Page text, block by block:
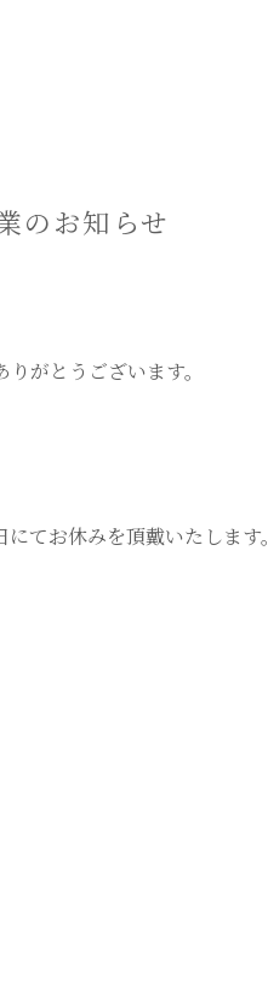
のお知らせ
がとうございます。
てお休みを頂戴いたします。